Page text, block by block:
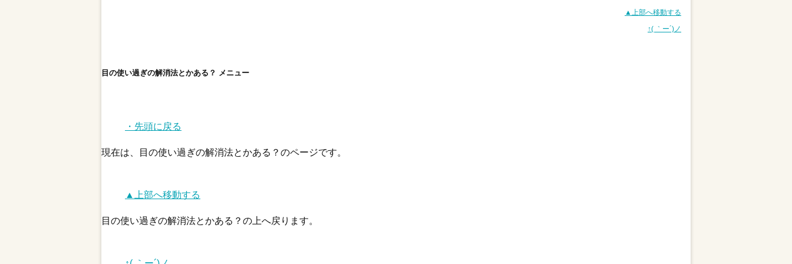
▲上部へ移動する
↑( ｀ー´)ノ
目の使い過ぎの解消法とかある？ メニュー
・先頭に戻る
現在は、目の使い過ぎの解消法とかある？のページです。
▲上部へ移動する
目の使い過ぎの解消法とかある？の上へ戻ります。